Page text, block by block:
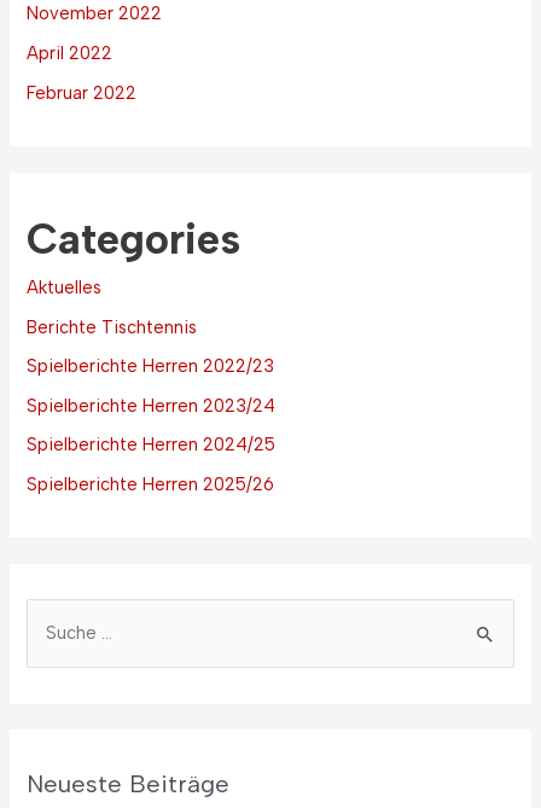
November 2022
April 2022
Februar 2022
Categories
Aktuelles
Berichte Tischtennis
Spielberichte Herren 2022/23
Spielberichte Herren 2023/24
Spielberichte Herren 2024/25
Spielberichte Herren 2025/26
Neueste Beiträge